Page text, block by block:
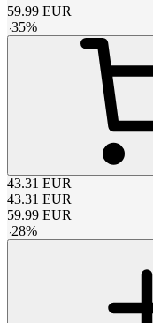
59.99 EUR
-35%
43.31 EUR
43.31 EUR
59.99 EUR
-28%